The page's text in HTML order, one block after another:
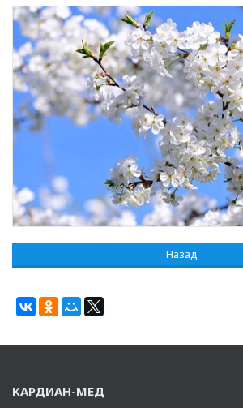
Назад
КАРДИАН-МЕД